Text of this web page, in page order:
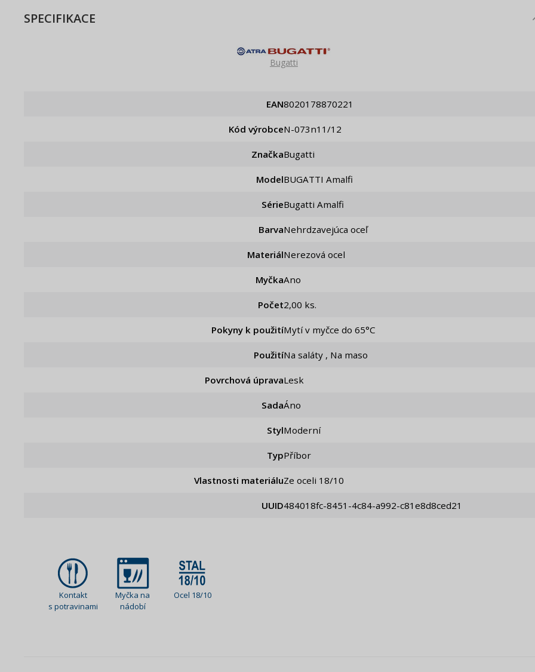
SPECIFIKACE
Bugatti
EAN 8020178870221
Kód výrobce n-073n11/12
Značka Bugatti
Model BUGATTI Amalfi
Série Bugatti Amalfi
Barva Nehrdzavejúca oceľ
Materiál Nerezová ocel
Myčka Ano
Počet 2,00 ks.
Pokyny k použití Mytí v myčce do 65°C
Použití Na saláty , Na maso
Povrchová úprava Lesk
Sada áno
Styl Moderní
Typ Příbor
Vlastnosti materiálu Ze oceli 18/10
UUID 484018fc-8451-4c84-a992-c81e8d8ced21
Kontakt
s potravinami
Myčka na
nádobí
Ocel 18/10